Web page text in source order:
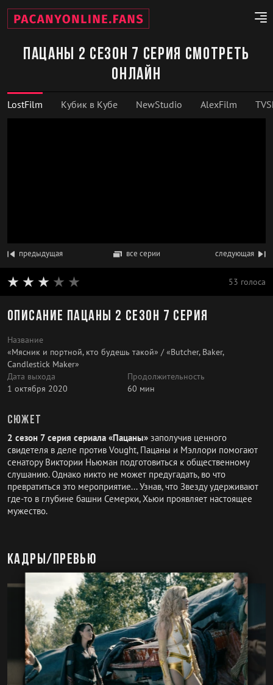
Пацаны 2 сезон 7 серия смотреть
онлайн
LostFilm Кубик в Кубе NewStudio AlexFilm
предыдущая все серии следующая
53 голоса
Описание Пацаны 2 сезон 7 серия
Название
«Мясник и портной, кто будешь такой» / «Butcher, Baker,
Candlestick Maker»
Дата выхода
1 октября 2020
Продолжительность
60 мин
Сюжет
2 сезон 7 серия сериала «Пацаны» заполучив ценного
свидетеля в деле против Vought, Пацаны и Мэллори помогают
сенатору Виктории Ньюман подготовиться к общественному
слушанию. Однако никто не может предугадать, во что
превратиться это мероприятие... Узнав, что Звезду удерживают
где-то в глубине башни Семерки, Хьюи проявляет настоящее
мужество.
Кадры/превью